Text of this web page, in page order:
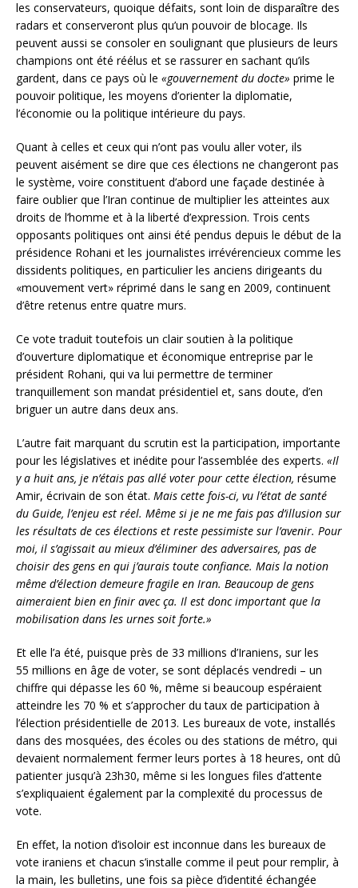
les conservateurs, quoique défaits, sont loin de disparaître des
radars et conserveront plus qu’un pouvoir de blocage. Ils
peuvent aussi se consoler en soulignant que plusieurs de leurs
champions ont été réélus et se rassurer en sachant qu’ils
gardent, dans ce pays où le «gouvernement du docte» prime le
pouvoir politique, les moyens d’orienter la diplomatie,
l’économie ou la politique intérieure du pays.
Quant à celles et ceux qui n’ont pas voulu aller voter, ils
peuvent aisément se dire que ces élections ne changeront pas
le système, voire constituent d’abord une façade destinée à
faire oublier que l’Iran continue de multiplier les atteintes aux
droits de l’homme et à la liberté d’expression. Trois cents
opposants politiques ont ainsi été pendus depuis le début de la
présidence Rohani et les journalistes irrévérencieux comme les
dissidents politiques, en particulier les anciens dirigeants du
«mouvement vert» réprimé dans le sang en 2009, continuent
d’être retenus entre quatre murs.
Ce vote traduit toutefois un clair soutien à la politique
d’ouverture diplomatique et économique entreprise par le
président Rohani, qui va lui permettre de terminer
tranquillement son mandat présidentiel et, sans doute, d’en
briguer un autre dans deux ans.
L’autre fait marquant du scrutin est la participation, importante
pour les législatives et inédite pour l’assemblée des experts. «Il
y a huit ans, je n’étais pas allé voter pour cette élection, résume
Amir, écrivain de son état. Mais cette fois-ci, vu l’état de santé
du Guide, l’enjeu est réel. Même si je ne me fais pas d’illusion sur
les résultats de ces élections et reste pessimiste sur l’avenir. Pour
moi, il s’agissait au mieux d’éliminer des adversaires, pas de
choisir des gens en qui j’aurais toute confiance. Mais la notion
même d’élection demeure fragile en Iran. Beaucoup de gens
aimeraient bien en finir avec ça. Il est donc important que la
mobilisation dans les urnes soit forte.»
Et elle l’a été, puisque près de 33 millions d’Iraniens, sur les
55 millions en âge de voter, se sont déplacés vendredi – un
chiffre qui dépasse les 60 %, même si beaucoup espéraient
atteindre les 70 % et s’approcher du taux de participation à
l’élection présidentielle de 2013. Les bureaux de vote, installés
dans des mosquées, des écoles ou des stations de métro, qui
devaient normalement fermer leurs portes à 18 heures, ont dû
patienter jusqu’à 23h30, même si les longues files d’attente
s’expliquaient également par la complexité du processus de
vote.
En effet, la notion d’isoloir est inconnue dans les bureaux de
vote iraniens et chacun s’installe comme il peut pour remplir, à
la main, les bulletins, une fois sa pièce d’identité échangée